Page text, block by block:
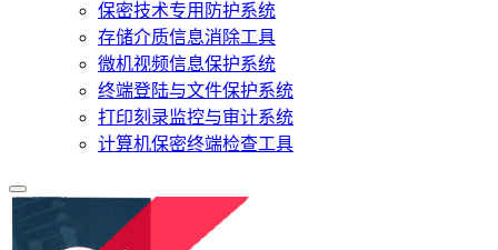
保密技术专用防护系统
存储介质信息消除工具
微机视频信息保护系统
终端登陆与文件保护系统
打印刻录监控与审计系统
计算机保密终端检查工具